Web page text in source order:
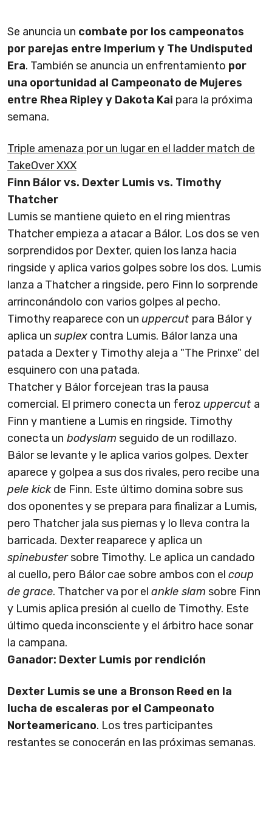
Se anuncia un combate por los campeonatos
por parejas entre Imperium y The Undisputed
Era. También se anuncia un enfrentamiento por
una oportunidad al Campeonato de Mujeres
entre Rhea Ripley y Dakota Kai para la próxima
semana.
Triple amenaza por un lugar en el ladder match de
TakeOver XXX
Finn Bálor vs. Dexter Lumis vs. Timothy
Thatcher
Lumis se mantiene quieto en el ring mientras
Thatcher empieza a atacar a Bálor. Los dos se ven
sorprendidos por Dexter, quien los lanza hacia
ringside y aplica varios golpes sobre los dos. Lumis
lanza a Thatcher a ringside, pero Finn lo sorprende
arrinconándolo con varios golpes al pecho.
Timothy reaparece con un uppercut para Bálor y
aplica un suplex contra Lumis. Bálor lanza una
patada a Dexter y Timothy aleja a "The Prinxe" del
esquinero con una patada.
Thatcher y Bálor forcejean tras la pausa
comercial. El primero conecta un feroz uppercut a
Finn y mantiene a Lumis en ringside. Timothy
conecta un bodyslam seguido de un rodillazo.
Bálor se levante y le aplica varios golpes. Dexter
aparece y golpea a sus dos rivales, pero recibe una
pele kickde Finn. Este último domina sobre sus
dos oponentes y se prepara para finalizar a Lumis,
pero Thatcher jala sus piernas y lo lleva contra la
barricada. Dexter reaparece y aplica un
spinebustersobre Timothy. Le aplica un candado
al cuello, pero Bálor cae sobre ambos con el coup
de grace. Thatcher va por el ankle slam sobre Finn
y Lumis aplica presión al cuello de Timothy. Este
último queda inconsciente y el árbitro hace sonar
la campana.
Ganador: Dexter Lumis por rendición
Dexter Lumis se une a Bronson Reed en la
lucha de escaleras por el Campeonato
Norteamericano. Los tres participantes
restantes se conocerán en las próximas semanas.